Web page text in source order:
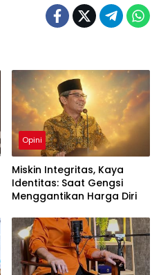
Opini
Miskin Integritas, Kaya
Identitas: Saat Gengsi
Menggantikan Harga Diri